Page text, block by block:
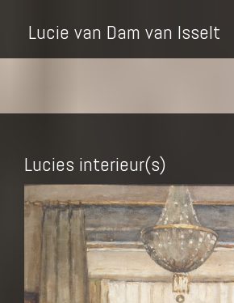
Lucie van Dam van Isselt
Lucies interieur(s)